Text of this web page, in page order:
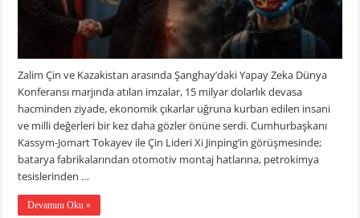
Zalim Çin ve Kazakistan arasında Şanghay’daki Yapay Zeka Dünya
Konferansı marjında atılan imzalar, 15 milyar dolarlık devasa
hacminden ziyade, ekonomik çıkarlar uğruna kurban edilen insani
ve milli değerleri bir kez daha gözler önüne serdi. Cumhurbaşkanı
Kassym-Jomart Tokayev ile Çin Lideri Xi Jinping’in görüşmesinde;
batarya fabrikalarından otomotiv montaj hatlarına, petrokimya
tesislerinden …
Devamını Oku »